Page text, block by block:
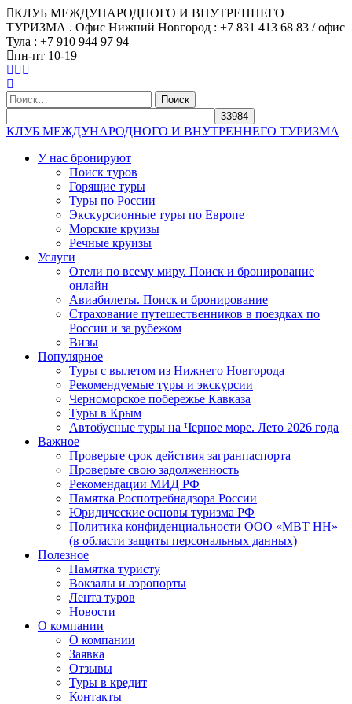
КЛУБ МЕЖДУНАРОДНОГО И ВНУТРЕННЕГО
ТУРИЗМА . Офис Нижний Новгород : +7 831 413 68 83 / офис
Тула : +7 910 944 97 94
пн-пт 10-19
Найти:
КЛУБ МЕЖДУНАРОДНОГО И ВНУТРЕННЕГО ТУРИЗМА
У нас бронируют
Поиск туров
Горящие туры
Туры по России
Экскурсионные туры по Европе
Морские круизы
Речные круизы
Услуги
Отели по всему миру. Поиск и бронирование
онлайн
Авиабилеты. Поиск и бронирование
Страхование путешественников в поездках по
России и за рубежом
Визы
Популярное
Туры с вылетом из Нижнего Новгорода
Рекомендуемые туры и экскурсии
Черноморское побережье Кавказа
Туры в Крым
Автобусные туры на Черное море. Лето 2026 года
Важное
Проверьте срок действия загранпаспорта
Проверьте свою задолженность
Рекомендации МИД РФ
Памятка Роспотребнадзора России
Юридические основы туризма РФ
Политика конфиденциальности ООО «МВТ НН»
(в области защиты персональных данных)
Полезное
Памятка туристу
Вокзалы и аэропорты
Лента туров
Новости
О компании
О компании
Заявка
Отзывы
Туры в кредит
Контакты